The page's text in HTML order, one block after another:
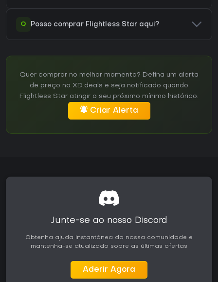
Q Posso comprar Flightless Star aqui?
Quer comprar no melhor momento? Defina um alerta
de preço no XD.deals e seja notificado quando
Flightless Star atingir o seu próximo mínimo histórico.
Criar Alerta
Junte-se ao nosso Discord
Obtenha ajuda instantânea da nossa comunidade e
mantenha-se atualizado sobre as últimas ofertas
Aderir Agora